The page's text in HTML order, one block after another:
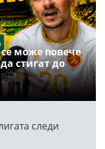
може повече
стигат до
следи